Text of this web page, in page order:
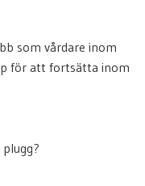
som vårdare inom
för att fortsätta inom